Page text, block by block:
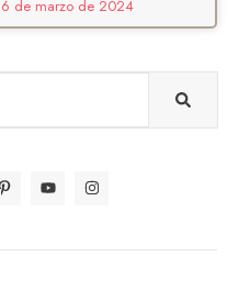
de marzo de 2024